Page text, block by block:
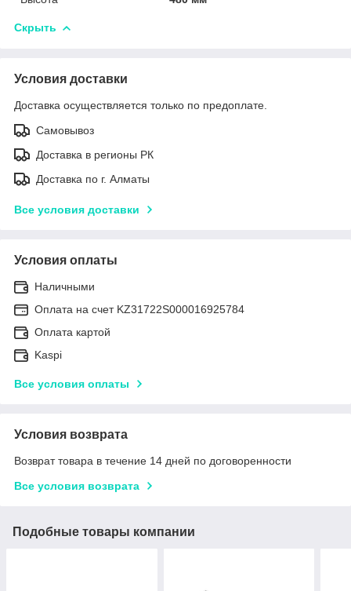
Скрыть
Условия доставки
Доставка осуществляется только по предоплате.
Самовывоз
Доставка в регионы РК
Доставка по г. Алматы
Все условия доставки
Условия оплаты
Наличными
Оплата на счет KZ31722S000016925784
Оплата картой
Kaspi
Все условия оплаты
Условия возврата
Возврат товара в течение 14 дней по договоренности
Все условия возврата
Подобные товары компании